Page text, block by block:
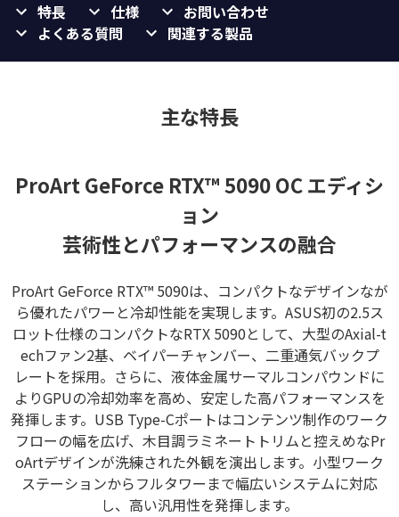
特長 仕様
お問い合わせ
よくある質問
関連する製品
主な特長
ProArt GeForce RTX™ 5090 OC エディシ
ョン
芸術性とパフォーマンスの融合
ProArt GeForce RTX™ 5090は、コンパクトなデザインなが
ら優れたパワーと冷却性能を実現します。ASUS初の2.5ス
ロット仕様のコンパクトなRTX 5090として、大型のAxial-t
echファン2基、ベイパーチャンバー、二重通気バックプ
レートを採用。さらに、液体金属サーマルコンパウンドに
よりGPUの冷却効率を高め、安定した高パフォーマンスを
発揮します。USB Type-Cポートはコンテンツ制作のワーク
フローの幅を広げ、木目調ラミネートトリムと控えめなPr
oArtデザインが洗練された外観を演出します。小型ワーク
ステーションからフルタワーまで幅広いシステムに対応
し、高い汎用性を発揮します。